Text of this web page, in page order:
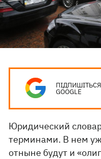
GOOGLE
Юридический
терминами. В нем
отныне будут и